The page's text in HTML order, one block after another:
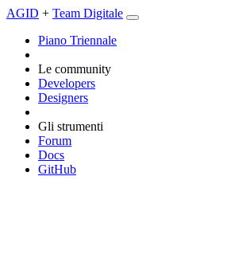
AGID + Team Digitale
Piano Triennale
Le community
Developers
Designers
Gli strumenti
Forum
Docs
GitHub